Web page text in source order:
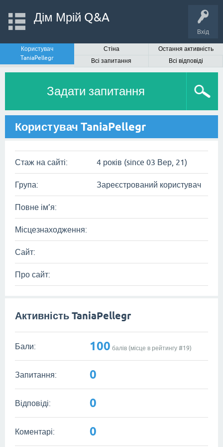
Вхід
Дім Мрій Q&A
Користувач
TaniaPellegr
Стіна
Остання активність
Всі запитання
Всі відповіді
Задати запитання
Користувач TaniaPellegr
Стаж на сайті: 4 років (since 03 Вер, 21)
Група: Зареєстрований користувач
Повне ім’я:
Місцезнаходження:
Сайт:
Про сайт:
Активність TaniaPellegr
Бали: 100 балів (місце в рейтингу #19)
Запитання: 0
Відповіді: 0
Коментарі: 0